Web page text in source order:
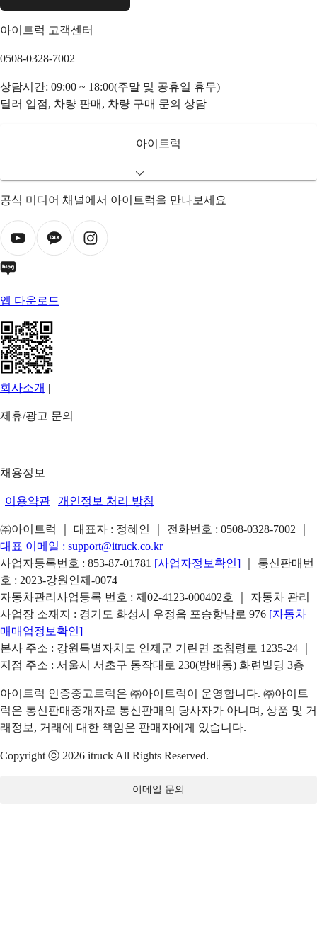
아이트럭 고객센터
0508-0328-7002
상담시간: 09:00 ~ 18:00(주말 및 공휴일 휴무)
딜러 입점, 차량 판매, 차량 구매 문의 상담
아이트럭
공식 미디어 채널에서 아이트럭을 만나보세요
앱 다운로드
회사소개 |
제휴/광고 문의
|
채용정보
| 이용약관 | 개인정보 처리 방침
㈜아이트럭 ｜ 대표자 : 정혜인 ｜ 전화번호 : 0508-0328-7002
대표 이메일 : support@itruck.co.kr
사업자등록번호 : 853-87-01781 [사업자정보확인]
｜ 통신판매번
호 : 2023-강원인제-0074
자동차관리사업등록 번호 : 제02-4123-000402호 ｜ 자동차 관리
사업장 소재지 : 경기도 화성시 우정읍 포승항남로 976 [자동차
매매업정보확인]
본사 주소 : 강원특별자치도 인제군 기린면 조침령로 1235-24 ｜
지점 주소 : 서울시 서초구 동작대로 230(방배동) 화련빌딩 3층
아이트럭 인증중고트럭은 ㈜아이트럭이 운영합니다. ㈜아이트
럭은 통신판매중개자로 통신판매의 당사자가 아니며, 상품 및 거
래정보, 거래에 대한 책임은 판매자에게 있습니다.
Copyright ⓒ 2026 itruck All Rights Reserved.
이메일 문의